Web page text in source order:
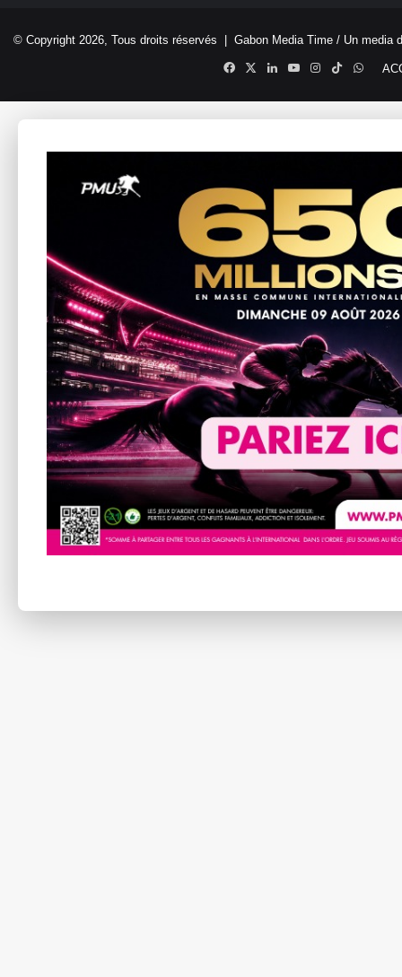
© Copyright 2026, Tous droits réservés | Gabon Media Time / Un media
Facebook
X LinkedinYouTubeInstagram
TikTok